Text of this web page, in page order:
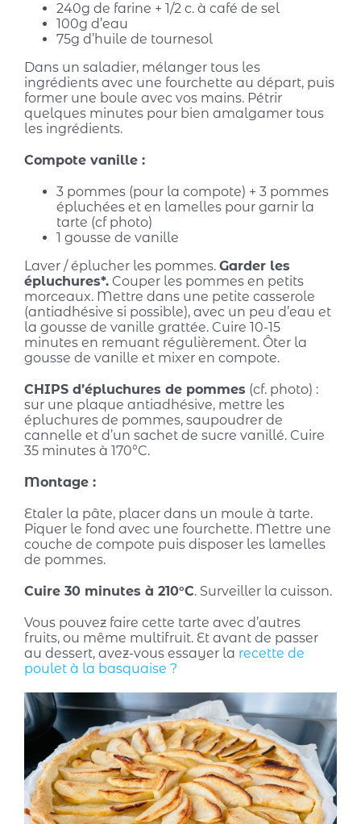
240g de farine + 1/2 c. à café de sel
100g d’eau
75g d’huile de tournesol
Dans un saladier, mélanger tous les
ingrédients avec une fourchette au départ, puis
former une boule avec vos mains. Pétrir
quelques minutes pour bien amalgamer tous
les ingrédients.
Compote vanille :
3 pommes (pour la compote) + 3 pommes
épluchées et en lamelles pour garnir la
tarte (cf photo)
1 gousse de vanille
Laver / éplucher les pommes. Garder les
épluchures*.Couper les pommes en petits
morceaux. Mettre dans une petite casserole
(antiadhésive si possible), avec un peu d’eau et
la gousse de vanille grattée. Cuire 10-15
minutes en remuant régulièrement. Ôter la
gousse de vanille et mixer en compote.
CHIPS d’épluchures de pommes (cf. photo) :
sur une plaque antiadhésive, mettre les
épluchures de pommes, saupoudrer de
cannelle et d’un sachet de sucre vanillé. Cuire
35 minutes à 170°C.
Montage :
Etaler la pâte, placer dans un moule à tarte.
Piquer le fond avec une fourchette. Mettre une
couche de compote puis disposer les lamelles
de pommes.
Cuire 30 minutes à 210°C. Surveiller la cuisson.
Vous pouvez faire cette tarte avec d’autres
fruits, ou même multifruit. Et avant de passer
au dessert, avez-vous essayer la recette de
poulet à la basquaise ?